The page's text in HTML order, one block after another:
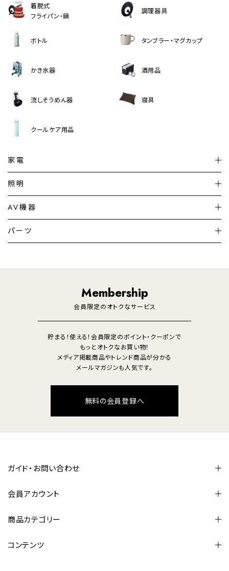
着脱式
フライパン・鍋
調理器具
ボトル タンブラー・マグカップ
かき氷器 酒用品
流しそうめん器 寝具
クールケア用品
家電
加湿器・空気清浄機
暖房機 掃除機
調理家電 生活家電
照明
シーリングライト
デスクライト
AV機器
テレビ
パーツ
Membership
会員限定のオトクなサービス
貯まる！使える！会員限定のポイント・クーポンで
もっとオトクなお買い物！
メディア掲載商品やトレンド商品が分かる
メールマガジンも人気です。
無料の会員登録へ
ガイド・お問い合わせ
会員アカウント
商品カテゴリー
コンテンツ